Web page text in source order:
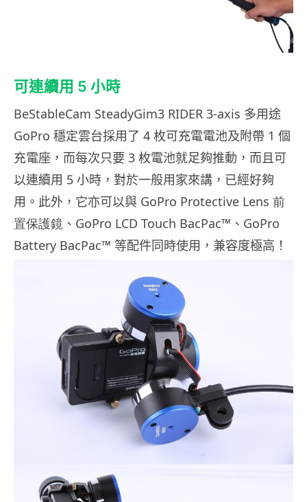
可連續用 5 小時
BeStableCam SteadyGim3 RIDER 3-axis 多用途
GoPro 穩定雲台採用了 4 枚可充電電池及附帶 1 個
充電座，而每次只要 3 枚電池就足夠推動，而且可
以連續用 5 小時，對於一般用家來講，已經好夠
用。此外，它亦可以與 GoPro Protective Lens 前
置保護鏡 、 GoPro LCD Touch BacPac™ 、 GoPro
Battery BacPac™ 等配件同時使用，兼容度極高！